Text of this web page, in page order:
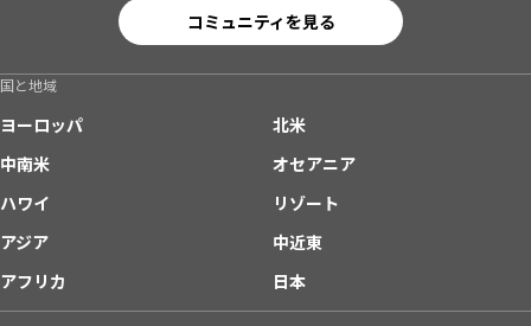
コミュニティを見る
国と地域
ヨーロッパ
北米
中南米
オセアニア
ハワイ
リゾート
アジア
中近東
アフリカ
日本